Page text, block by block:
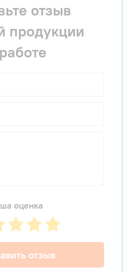
отзыв
продукции
оценка
отзыв